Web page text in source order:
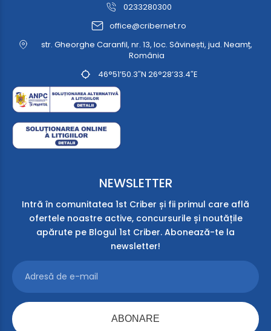
0233280300
office@cribernet.ro
str. Gheorghe Caranfil, nr. 13, loc. Săvinești, jud. Neamț,
România
46°51’50.3″N 26°28’33.4″E
NEWSLETTER
Intră în comunitatea 1st Criber și fii primul care află
ofertele noastre active, concursurile și noutățile
apărute pe Blogul 1st Criber. Abonează-te la
newsletter!
ABONARE